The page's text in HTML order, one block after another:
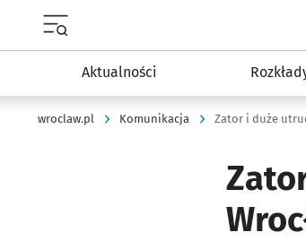
Aktualności
wroclaw.pl Komunikacja Zator i duże